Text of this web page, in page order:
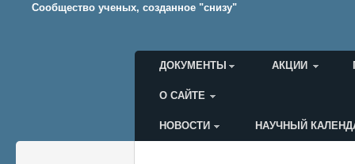
Cообщество ученых, созданное "снизу"
Главное меню
ДОКУМЕНТЫ АКЦИИ
О САЙТЕ
Меню пользователя
НОВОСТИ НАУЧНЫЙ